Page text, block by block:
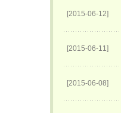
[2015-06-12]
[2015-06-11]
[2015-06-08]